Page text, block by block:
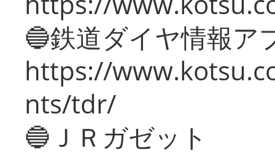
🔵鉄道ダイヤ情報ア
https://
nts/tdr/
🔵ＪＲガゼット